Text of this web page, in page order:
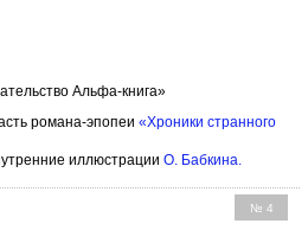
Альфа-книга»
романа-эпопеи «Хроники странного
иллюстрации О. Бабкина
№ 4